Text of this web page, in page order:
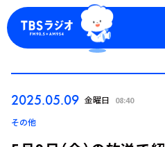
2025.05.09 金曜日 08:40
その他